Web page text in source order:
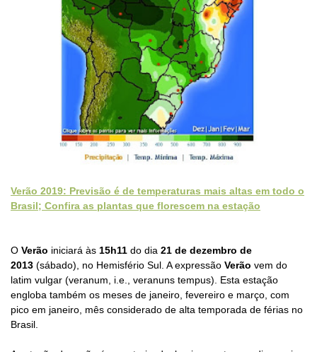
Verão 2019: Previsão é de temperaturas mais altas em todo o
Brasil; Confira as plantas que florescem na estação
O Verão iniciará às 15h11 do dia 21 de dezembro de
2013 (sábado) , no Hemisfério Sul. A expressão Verão vem do
latim vulgar (veranum, i.e., veranuns tempus). Esta estação
engloba também os meses de janeiro, fevereiro e março, com
pico em janeiro, mês considerado de alta temporada de férias no
Brasil.